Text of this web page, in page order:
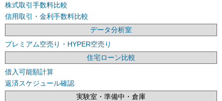
株式取引手数料比較
信用取引・金利手数料比較
データ分析室
プレミアム空売り・HYPER空売り
住宅ローン比較
借入可能額計算
返済スケジュール確認
実験室・準備中・倉庫